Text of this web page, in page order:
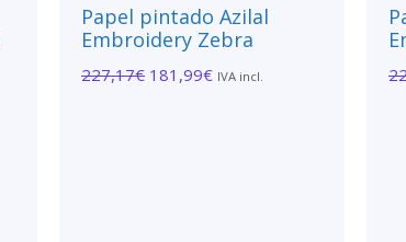
Papel pintado Azilal
Embroidery Zebra
227,17€ 181,99€ IVA incl.